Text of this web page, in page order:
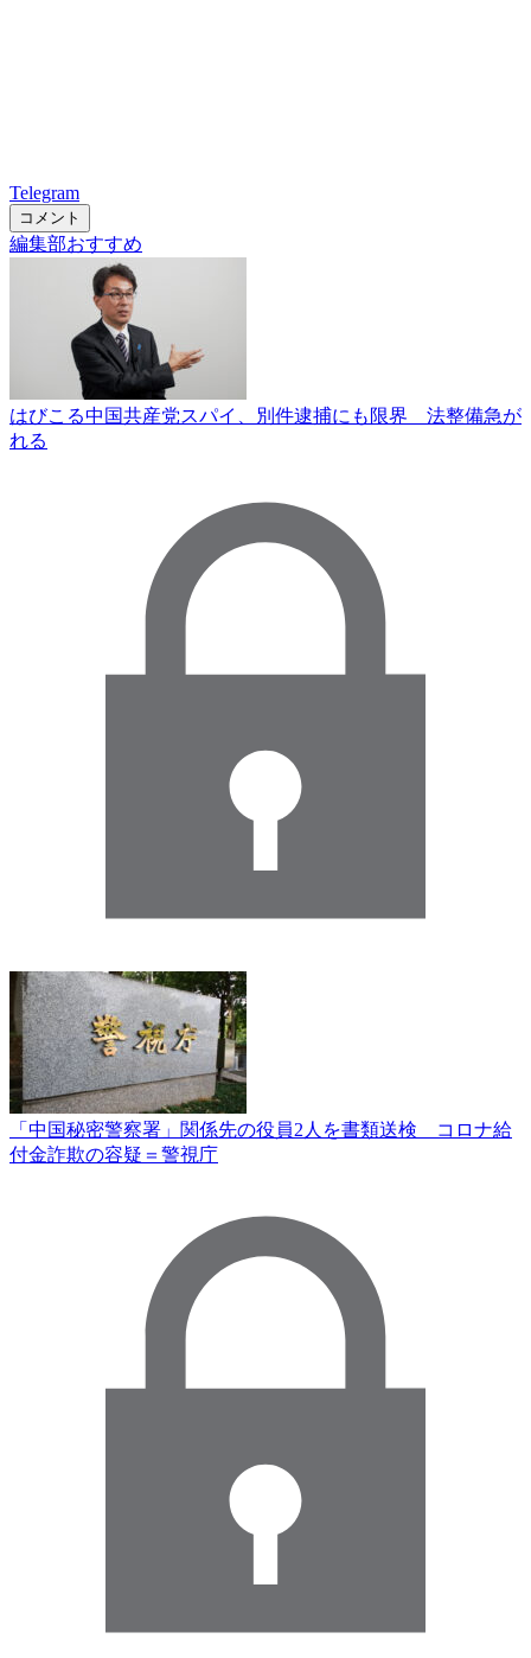
Telegram
コメント
編集部おすすめ
はびこる中国共産党スパイ、別件逮捕にも限界 法整備急が
れる
「中国秘密警察署」関係先の役員2人を書類送検 コロナ給
付金詐欺の容疑＝警視庁